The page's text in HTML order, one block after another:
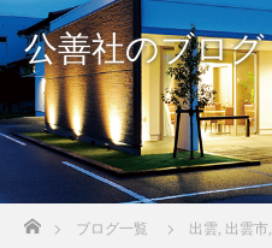
公善社のブログ
ブログ一覧 出雲, 出雲市,